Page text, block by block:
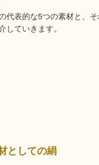
代表的な5つの素材と、
していきます。
としての絹